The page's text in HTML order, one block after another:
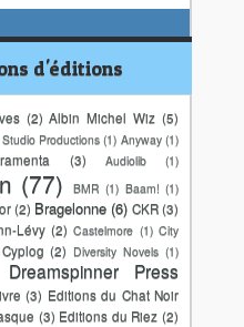
d'éditions
(2) Albin Michel Wiz (5)
Productions (1) Anyway (1)
(3) Audiolib (1)
(77) BMR (1) Baam! (1)
(2) Bragelonne (6) CKR(3)
Lévy (2) Castelmore (1) City
Cyplog (2) Diversity Novels (1)
Dreamspinner Press
(3) Editions du Chat Noir
(3) Editions du Riez (2)